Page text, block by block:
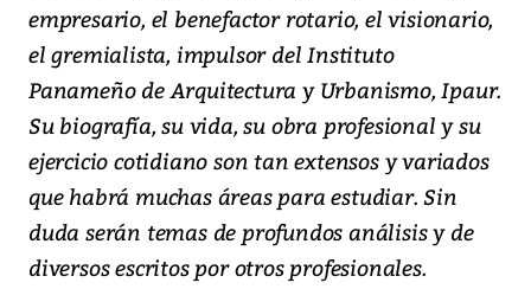
empresario, el benefactor rotario, el visionario,
el gremialista, impulsor del Instituto
Panameño de Arquitectura y Urbanismo, Ipaur.
Su biografía, su vida, su obra profesional y su
ejercicio cotidiano son tan extensos y variados
que habrá muchas áreas para estudiar. Sin
duda serán temas de profundos análisis y de
diversos escritos por otros profesionales.